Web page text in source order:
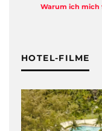
Warum ich mich
HOTEL-FILME